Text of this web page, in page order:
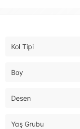
Kol Tipi
Boy
Desen
Yaş Grubu